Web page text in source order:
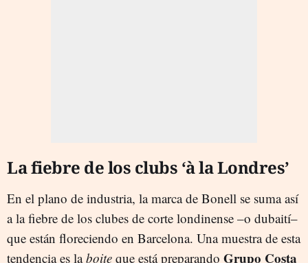
La fiebre de los clubs ‘à la Londres’
En el plano de industria, la marca de Bonell se suma así
a la fiebre de los clubes de corte londinense –o dubaití–
que están floreciendo en Barcelona. Una muestra de esta
tendencia es laboite que está preparando Grupo Costa